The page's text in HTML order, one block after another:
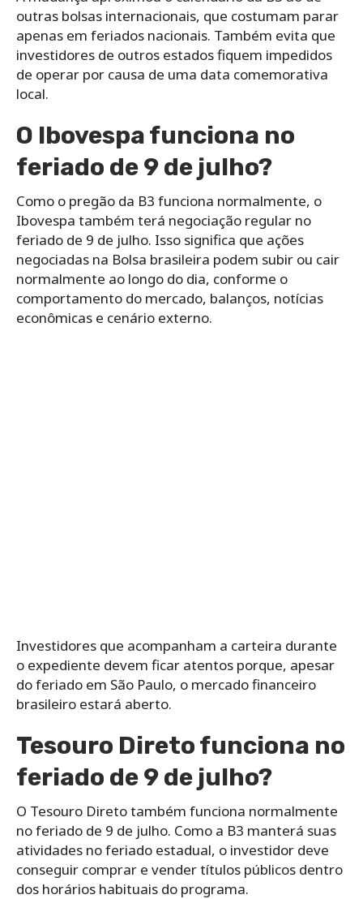
outras bolsas internacionais, que costumam parar
apenas em feriados nacionais. Também evita que
investidores de outros estados fiquem impedidos
de operar por causa de uma data comemorativa
local.
O Ibovespa funciona no
feriado de 9 de julho?
Como o pregão da B3 funciona normalmente, o
Ibovespa também terá negociação regular no
feriado de 9 de julho. Isso significa que ações
negociadas na Bolsa brasileira podem subir ou cair
normalmente ao longo do dia, conforme o
comportamento do mercado, balanços, notícias
econômicas e cenário externo.
Investidores que acompanham a carteira durante
o expediente devem ficar atentos porque, apesar
do feriado em São Paulo, o mercado financeiro
brasileiro estará aberto.
Tesouro Direto funciona no
feriado de 9 de julho?
O Tesouro Direto também funciona normalmente
no feriado de 9 de julho. Como a B3 manterá suas
atividades no feriado estadual, o investidor deve
conseguir comprar e vender títulos públicos dentro
dos horários habituais do programa.